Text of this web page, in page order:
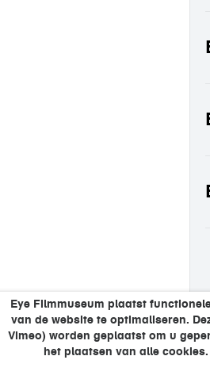
Eye Filmmuseum plaatst
van de website te optimaliseren.
Vimeo) worden geplaatst om u
het plaatsen van alle